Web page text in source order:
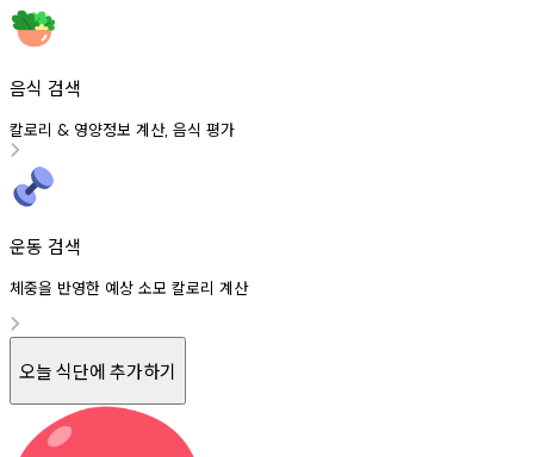
음식 검색
칼로리 & 영양정보 계산, 음식 평가
운동 검색
체중을 반영한 예상 소모 칼로리 계산
오늘 식단에 추가하기